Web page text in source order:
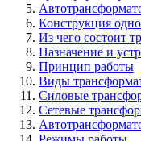
Конструкция
Из чего состоит
Назначение и
Принцип работы
Виды
Силовые
Сетевые